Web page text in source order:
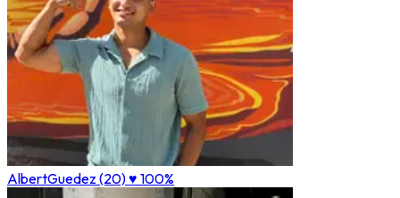
AlbertGuedez (20)♥ 100%